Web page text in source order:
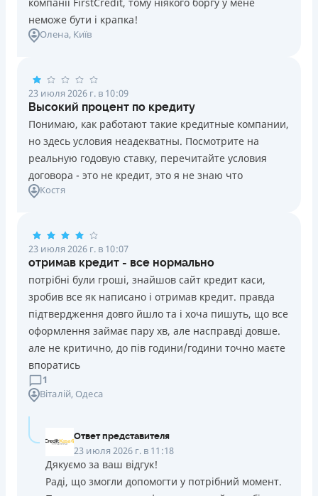
неможе бути і крапка!
Олена, Київ
23 июля 2026 г. в 10:09
Высокий процент по кредиту
Понимаю, как работают такие кредитные компании,
но здесь условия неадекватны. Посмотрите на
реальную годовую ставку, перечитайте условия
договора - это не кредит, это я не знаю что
Костя
23 июля 2026 г. в 10:07
отримав кредит - все нормально
потрібні були гроші, знайшов сайт кредит каси,
зробив все як написано і отримав кредит. правда
підтвердження довго йшло та і хоча пишуть, що все
оформлення займає пару хв, але насправді довше.
але не критично, до пів години/години точно маєте
впоратись
1
Віталій, Одеса
Ответ представителя
23 июля 2026 г. в 11:18
Дякуємо за ваш відгук!
Раді, що змогли допомогти у потрібний момент.